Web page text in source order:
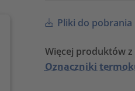
Pliki do pobrania
Więcej produktów
Oznaczniki